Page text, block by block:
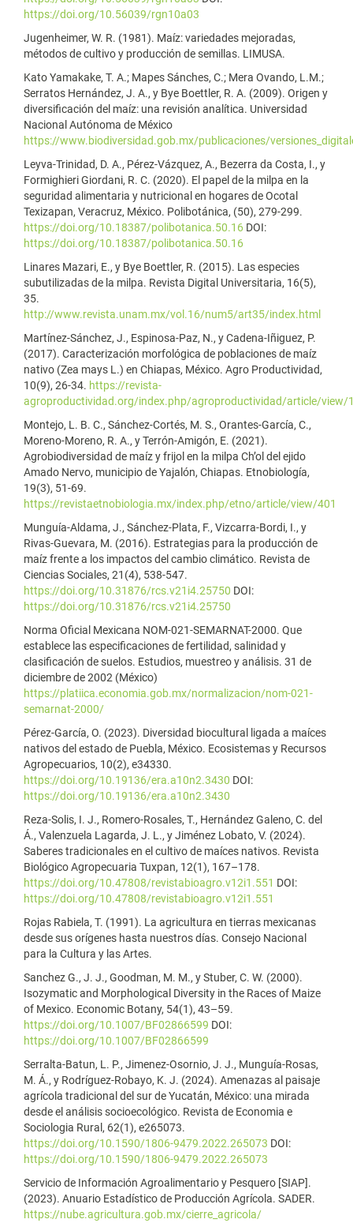
https://doi.org/10.56039/rgn10a03
Jugenheimer, W. R. (1981). Maíz: variedades mejoradas,
métodos de cultivo y producción de semillas. LIMUSA.
Kato Yamakake, T. A.; Mapes Sánches, C.; Mera Ovando, L.M.;
Serratos Hernández, J. A., y Bye Boettler, R. A. (2009). Origen y
diversificación del maíz: una revisión analítica. Universidad
Nacional Autónoma de México
https://www.biodiversidad.gob.mx/publicaciones/
Leyva-Trinidad, D. A., Pérez-Vázquez, A., Bezerra da Costa, I., y
Formighieri Giordani, R. C. (2020). El papel de la milpa en la
seguridad alimentaria y nutricional en hogares de Ocotal
Texizapan, Veracruz, México. Polibotánica, (50), 279-299.
https://doi.org/10.18387/polibotanica.50.16 DOI:
https://doi.org/10.18387/polibotanica.50.16
Linares Mazari, E., y Bye Boettler, R. (2015). Las especies
subutilizadas de la milpa. Revista Digital Universitaria, 16(5),
35.
http://www.revista.unam.mx/vol.16/num5/art35/index.html
Martínez-Sánchez, J., Espinosa-Paz, N., y Cadena-Iñiguez, P.
(2017). Caracterización morfológica de poblaciones de maíz
nativo (Zea mays L.) en Chiapas, México. Agro Productividad,
10(9), 26-34. https://revista-
agroproductividad.org/index.php/agroproductividad/article/view/
Montejo, L. B. C., Sánchez-Cortés, M. S., Orantes-García, C.,
Moreno-Moreno, R. A., y Terrón-Amigón, E. (2021).
Agrobiodiversidad de maíz y frijol en la milpa Ch’ol del ejido
Amado Nervo, municipio de Yajalón, Chiapas. Etnobiología,
19(3), 51-69.
https://revistaetnobiologia.mx/index.php/etno/article/view/401
Munguía-Aldama, J., Sánchez-Plata, F., Vizcarra-Bordi, I., y
Rivas-Guevara, M. (2016). Estrategias para la producción de
maíz frente a los impactos del cambio climático. Revista de
Ciencias Sociales, 21(4), 538-547.
https://doi.org/10.31876/rcs.v21i4.25750 DOI:
https://doi.org/10.31876/rcs.v21i4.25750
Norma Oficial Mexicana NOM-021-SEMARNAT-2000. Que
establece las especificaciones de fertilidad, salinidad y
clasificación de suelos. Estudios, muestreo y análisis. 31 de
diciembre de 2002 (México)
https://platiica.economia.gob.mx/normalizacion/nom-021-
semarnat-2000/
Pérez-García, O. (2023). Diversidad biocultural ligada a maíces
nativos del estado de Puebla, México. Ecosistemas y Recursos
Agropecuarios, 10(2), e34330.
https://doi.org/10.19136/era.a10n2.3430 DOI:
https://doi.org/10.19136/era.a10n2.3430
Reza-Solis, I. J., Romero-Rosales, T., Hernández Galeno, C. del
Á., Valenzuela Lagarda, J. L., y Jiménez Lobato, V. (2024).
Saberes tradicionales en el cultivo de maíces nativos. Revista
Biológico Agropecuaria Tuxpan, 12(1), 167–178.
https://doi.org/10.47808/revistabioagro.v12i1.551 DOI:
https://doi.org/10.47808/revistabioagro.v12i1.551
Rojas Rabiela, T. (1991). La agricultura en tierras mexicanas
desde sus orígenes hasta nuestros días. Consejo Nacional
para la Cultura y las Artes.
Sanchez G., J. J., Goodman, M. M., y Stuber, C. W. (2000).
Isozymatic and Morphological Diversity in the Races of Maize
of Mexico. Economic Botany, 54(1), 43–59.
https://doi.org/10.1007/BF02866599 DOI:
https://doi.org/10.1007/BF02866599
Serralta-Batun, L. P., Jimenez-Osornio, J. J., Munguía-Rosas,
M. Á., y Rodríguez-Robayo, K. J. (2024). Amenazas al paisaje
agrícola tradicional del sur de Yucatán, México: una mirada
desde el análisis socioecológico. Revista de Economia e
Sociologia Rural, 62(1), e265073.
https://doi.org/10.1590/1806-9479.2022.265073 DOI:
https://doi.org/10.1590/1806-9479.2022.265073
Servicio de Información Agroalimentario y Pesquero [SIAP].
(2023). Anuario Estadístico de Producción Agrícola. SADER.
https://nube.agricultura.gob.mx/cierre_agricola/